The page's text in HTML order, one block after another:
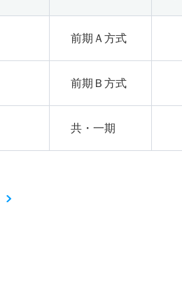
前期Ａ方式
前期Ｂ方式
共・一期